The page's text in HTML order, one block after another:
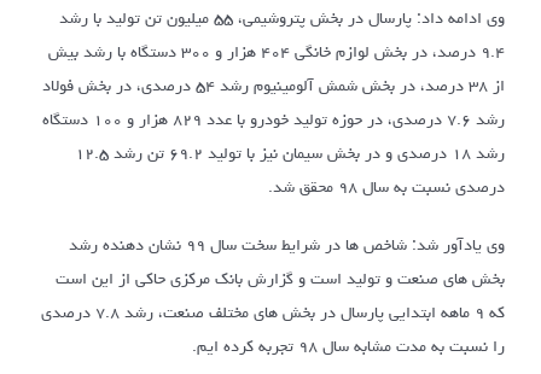
وی ادامه داد: پارسال در بخش پتروشیمی، ۵۵ میلیون تن تولید با رشد
۹.۴ درصد، در بخش لوازم خانگی ۴۰۴ هزار و ۳۰۰ دستگاه با رشد بیش
از ۳۸ درصد، در بخش شمش آلومینیوم رشد ۵۴ درصدی، در بخش فولاد
رشد ۷.۶ درصدی، در حوزه تولید خودرو با عدد ۸۲۹ هزار و ۱۰۰ دستگاه
رشد ۱۸ درصدی و در بخش سیمان نیز با تولید ۶۹.۲ تن رشد ۱۲.۵
درصدی نسبت به سال ۹۸ محقق شد.
وی یادآور شد: شاخص ها در شرایط سخت سال ۹۹ نشان دهنده رشد
بخش های صنعت و تولید است و گزارش بانک مرکزی حاکی از این است
که ۹ ماهه ابتدایی پارسال در بخش های مختلف صنعت، رشد ۷.۸ درصدی
را نسبت به مدت مشابه سال ۹۸ تجربه کرده ایم.